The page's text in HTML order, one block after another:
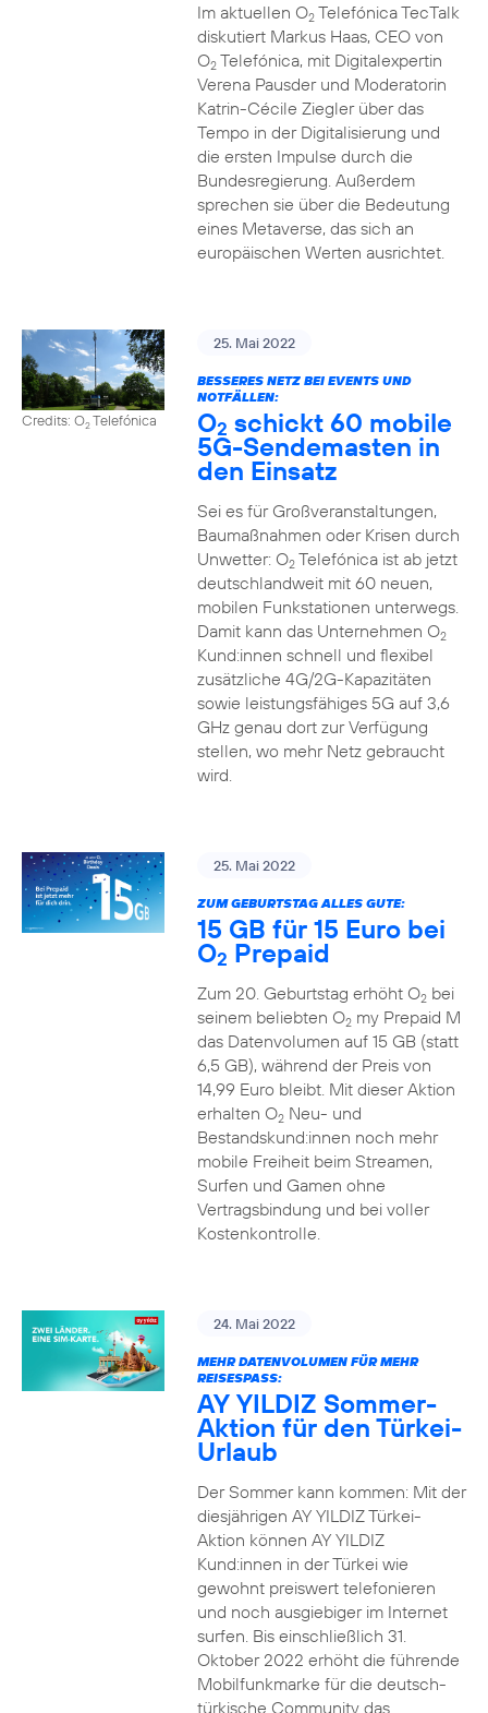
Im aktuellen O2Telefónica TecTalk
diskutiert Markus Haas, CEO von
O2Telefónica, mit Digitalexpertin
Verena Pausder und Moderatorin
Katrin-Cécile Ziegler über das
Tempo in der Digitalisierung und
die ersten Impulse durch die
Bundesregierung. Außerdem
sprechen sie über die Bedeutung
eines Metaverse, das sich an
europäischen Werten ausrichtet.
Credits: O2Telefónica
25. Mai 2022
BESSERES NETZ BEI EVENTS UND
NOTFÄLLEN:
O2 schickt 60 mobile
5G-Sendemasten in
den Einsatz
Sei es für Großveranstaltungen,
Baumaßnahmen oder Krisen durch
Unwetter: O2Telefónica ist ab jetzt
deutschlandweit mit 60 neuen,
mobilen Funkstationen unterwegs.
Damit kann das Unternehmen O2
Kund:innen schnell und flexibel
zusätzliche 4G/2G-Kapazitäten
sowie leistungsfähiges 5G auf 3,6
GHz genau dort zur Verfügung
stellen, wo mehr Netz gebraucht
wird.
25. Mai 2022
ZUM GEBURTSTAG ALLES GUTE:
15 GB für 15 Euro bei
O2 Prepaid
Zum 20. Geburtstag erhöht O2bei
seinem beliebten O2my Prepaid M
das Datenvolumen auf 15 GB (statt
6,5 GB), während der Preis von
14,99 Euro bleibt. Mit dieser Aktion
erhalten O2Neu- und
Bestandskund:innen noch mehr
mobile Freiheit beim Streamen,
Surfen und Gamen ohne
Vertragsbindung und bei voller
Kostenkontrolle.
24. Mai 2022
MEHR DATENVOLUMEN FÜR MEHR
REISESPASS:
AY YILDIZ Sommer-
Aktion für den Türkei-
Urlaub
Der Sommer kann kommen: Mit der
diesjährigen AY YILDIZ Türkei-
Aktion können AY YILDIZ
Kund:innen in der Türkei wie
gewohnt preiswert telefonieren
und noch ausgiebiger im Internet
surfen. Bis einschließlich 31.
Oktober 2022 erhöht die führende
Mobilfunkmarke für die deutsch-
türkische Community das